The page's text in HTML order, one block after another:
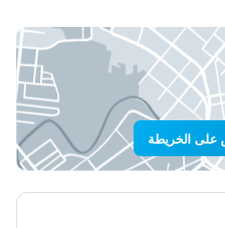
الخريطة